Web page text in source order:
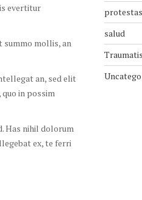
evertitur
summo mollis, an
an, sed elit
in possim
Has nihil dolorum
ex, te ferri
protestas
salud